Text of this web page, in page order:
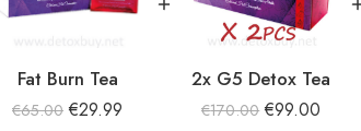
Fat Burn Tea
€65.00 €29.99
2x G5 Detox Tea
€170.00 €99.00